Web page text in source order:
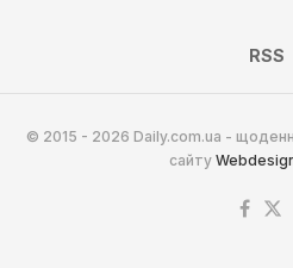
RSS
© 2015 - 2026 Daily.com.ua -
сайту